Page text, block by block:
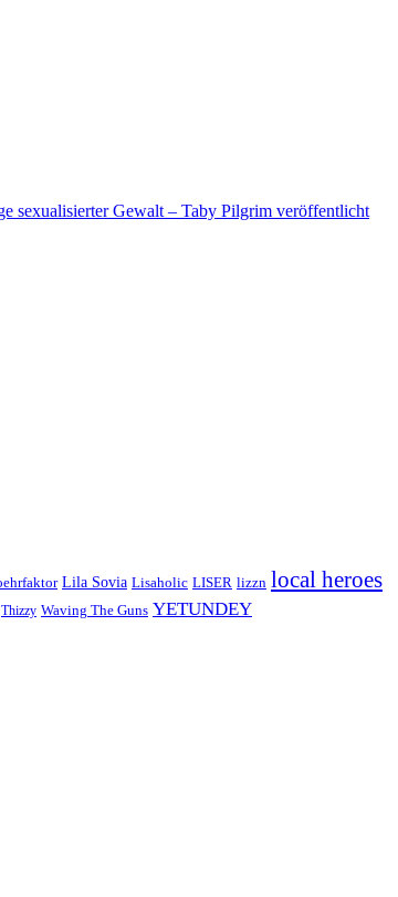
sexualisierter Gewalt – Taby Pilgrim veröffentlicht
Lila Sovia Lisaholic LISER lizzn local heroes
Thizzy Waving The Guns YETUNDEY